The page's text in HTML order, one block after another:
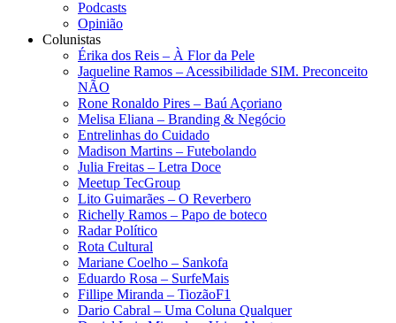
Podcasts
Opinião
Colunistas
Érika dos Reis​ – À Flor da Pele
Jaqueline Ramos – Acessibilidade SIM. Preconceito
NÃO
Rone Ronaldo Pires – Baú Açoriano
Melisa Eliana – Branding & Negócio
Entrelinhas do Cuidado
Madison Martins – Futebolando
Julia Freitas​ – Letra Doce
Meetup TecGroup
Lito Guimarães – O Reverbero
Richelly Ramos​ – Papo de boteco
Radar Político
Rota Cultural
Mariane Coelho – Sankofa
Eduardo Rosa​ – SurfeMais
Fillipe Miranda – TiozãoF1
Dario Cabral – Uma Coluna Qualquer